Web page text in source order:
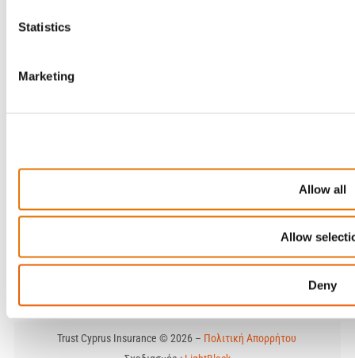
Statistics
Marketing
Allow all
Allow
Deny
Γωνία Κωστή Παλαμά, 2121 Αγλαντζιά, Λευκωσία
Trust Cyprus Insurance © 2026 – Πολιτική Απορρήτου